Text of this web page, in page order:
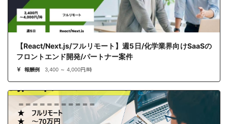
【React/Next.js/フルリモート】週5日/化学業界向けSaaSの
フロントエンド開発/パートナー案件
報酬例 3,400 ～ 4,000円/時